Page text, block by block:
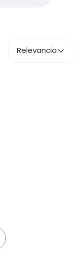
Relevancia